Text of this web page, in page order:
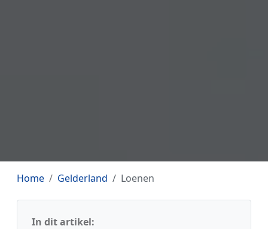
Home Gelderland Loenen
In dit artikel: